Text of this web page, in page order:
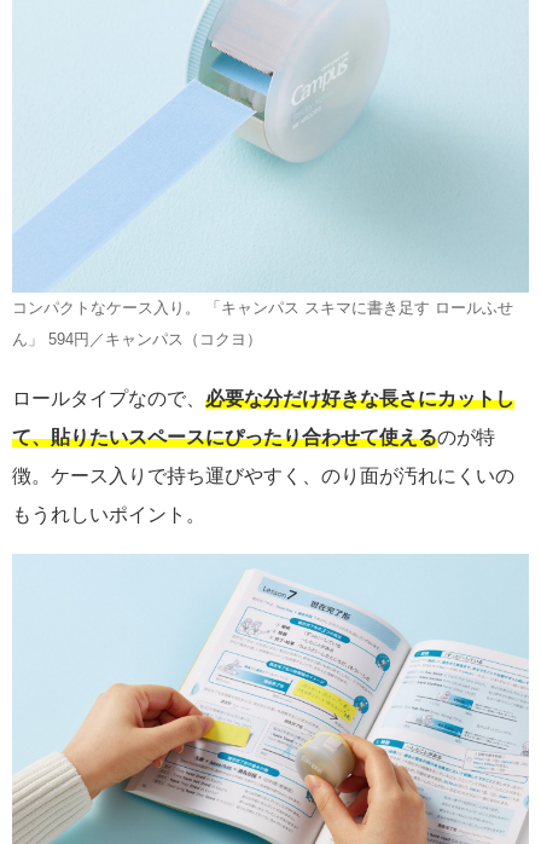
コンパクトなケース入り。 「キャンパス スキマに書き足す ロールふせ
ん」 594円／キャンパス（コクヨ）
ロールタイプなので、 必要な分だけ好きな長さにカットし
て、貼りたいスペースにぴったり合わせて使えるのが特
徴。ケース入りで持ち運びやすく、のり面が汚れにくいの
もうれしいポイント。